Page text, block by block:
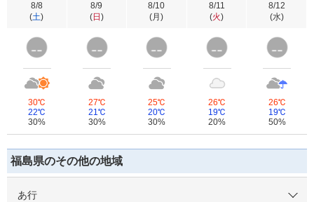
8/8
(土)
30℃
22℃
30%
8/9
(日 )
27℃
21℃
30%
8/10
(月)
25℃
20℃
30%
8/11
(火)
26℃
19℃
20%
8/12
(水)
26℃
19℃
50%
福島県のその他の地域
あ行